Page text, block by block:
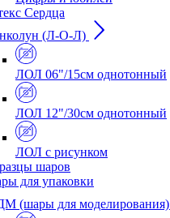
Сердца
(Л-О-Л)
ЛОЛ 06"/15см однотонный
ЛОЛ 12"/30см однотонный
ЛОЛ с рисунком
шаров
для упаковки
(шары для моделирования)